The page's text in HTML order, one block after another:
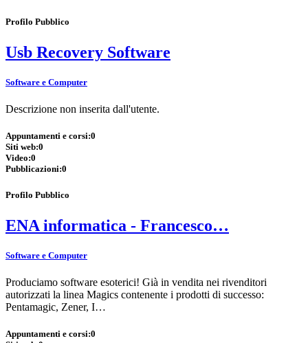
Profilo Pubblico
Usb Recovery Software
Software e Computer
Descrizione non inserita dall'utente.
Appuntamenti e corsi:0
Siti web:0
Video:0
Pubblicazioni:0
Profilo Pubblico
ENA informatica - Francesco…
Software e Computer
Produciamo software esoterici! Già in vendita nei rivenditori
autorizzati la linea Magics contenente i prodotti di successo:
Pentamagic, Zener, I…
Appuntamenti e corsi:0